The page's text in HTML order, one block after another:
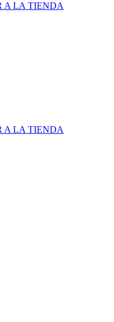
A LA TIENDA
A LA TIENDA